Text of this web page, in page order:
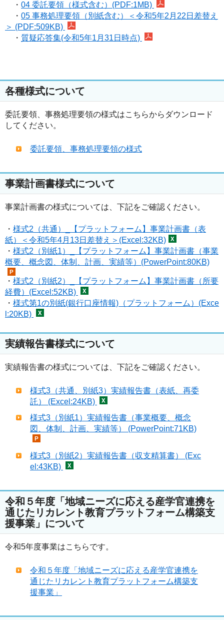
・ 04 委託要領（様式含む）(PDF:1MB)
・ 05 事務処理要領（別紙含む）＜令和5年2月22日差替え
＞ (PDF:509KB)
・ 質疑応答集(令和5年1月31日時点)
各種様式について
委託要領、事務処理要領の様式はこちらからダウンロード
してください。
委託要領、事務処理要領の様式
事業計画書様式について
事業計画書の様式については、下記をご確認ください。
・ 様式2（共通）_【プラットフォーム】事業計画書（表
紙）＜令和5年4月13日差替え＞(Excel:32KB)
・ 様式2（別紙1）_【プラットフォーム】事業計画書（事業
概要、概念図、体制、計画、実績等）(PowerPoint:80KB)
・ 様式2（別紙2）_【プラットフォーム】事業計画書（所要
経費）(Excel:52KB)
・ 様式第1の別紙(銀行口座情報)（プラットフォーム）(Exce
l:20KB)
実績報告書様式について
実績報告書の様式については、下記をご確認ください。
様式3（共通、別紙3）実績報告書（表紙、再委
託） (Excel:24KB)
様式3（別紙1）実績報告書（事業概要、概念
図、体制、計画、実績等） (PowerPoint:71KB)
様式3（別紙2）実績報告書（収支精算書） (Exc
el:43KB)
令和５年度「地域ニーズに応える産学官連携を
通じたリカレント教育プラットフォーム構築支
援事業」について
令和5年度事業はこちらです。
令和５年度「地域ニーズに応える産学官連携を
通じたリカレント教育プラットフォーム構築支
援事業」